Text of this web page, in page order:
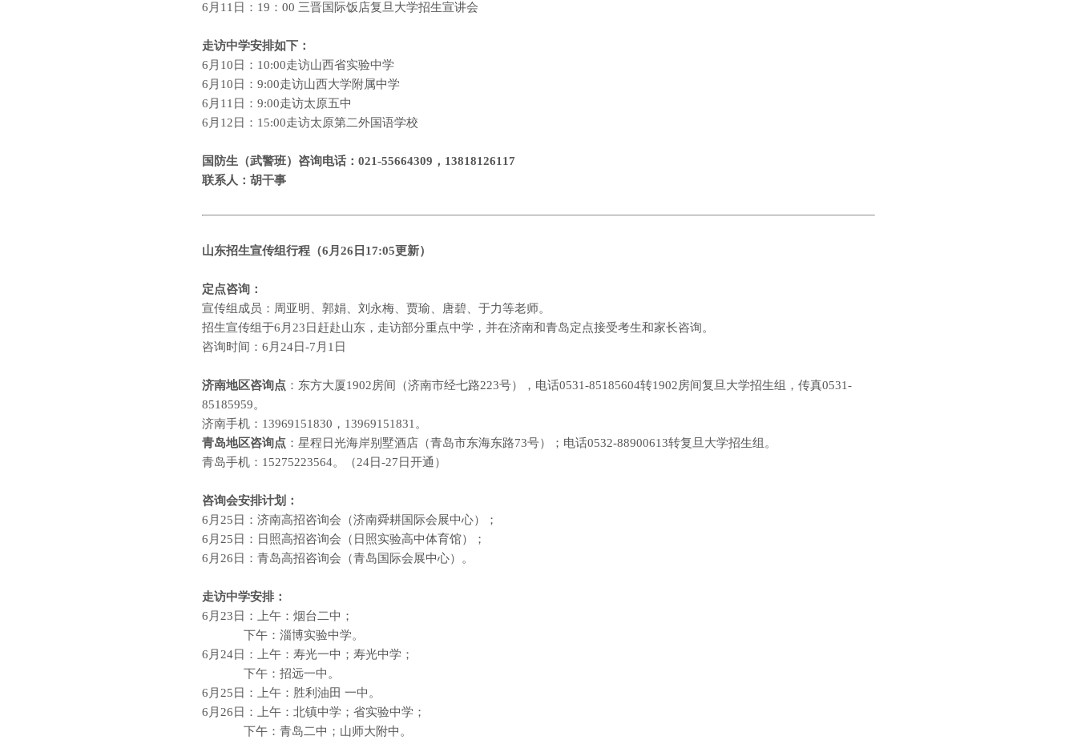
6 月 11 日： 19 ： 00 三晋国际饭店复旦大学招生宣讲会
走访中学安排如下：
6 月 10 日： 10:00走访山西省实验中学
6 月 10 日： 9:00走访山西大学附属中学
6 月 11 日： 9:00走访太原五中
6 月 12 日： 15:00走访太原第二外国语学校
国防生（武警班）咨询电话： 021-55664309 ， 13818126117
联系人：胡干事
山东招生宣传组行程（6 月 26 日 17:05更新）
定点咨询：
宣传组成员：周亚明、郭娟、刘永梅、贾瑜、唐碧、于力等老师。
招生宣传组于6 月 23 日赶赴山东，走访部分重点中学，并在济南和青岛定点接受考生和家长咨询。
咨询时间： 6 月 24日-7 月 1 日
济南地区咨询点 ：东方大厦1902房间（济南市经七路223号），电话0531-85185604转1902房间复旦大学招生组，传真0531-
85185959。
济南手机： 13969151830 ， 13969151831 。
青岛地区咨询点 ：星程日光海岸别墅酒店（青岛市东海东路73号）；电话0532-88900613转复旦大学招生组。
青岛手机： 15275223564。（24日-27 日开通）
咨询会安排计划：
6 月 25 日：济南高招咨询会（济南舜耕国际会展中心）；
6 月 25 日：日照高招咨询会（日照实验高中体育馆）；
6 月 26 日：青岛高招咨询会（青岛国际会展中心）。
走访中学安排：
6 月 23 日：上午：烟台二中；
下午：淄博实验中学。
6 月 24日：上午：寿光一中；寿光中学；
下午：招远一中。
6 月 25 日：上午：胜利油田 一中。
6 月 26 日：上午：北镇中学；省实验中学；
下午：青岛二中；山师大附中。